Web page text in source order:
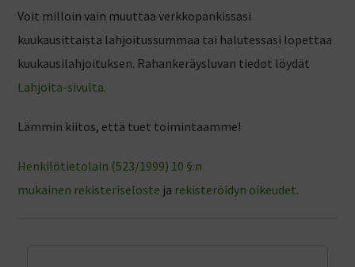
Voit milloin vain muuttaa verkkopankissasi
kuukausittaista lahjoitussummaa tai halutessasi lopettaa
kuukausilahjoituksen. Rahankeräysluvan tiedot löydät
Lahjoita-sivulta.
Lämmin kiitos, että tuet toimintaamme!
Henkilötietolain (523/1999) 10 §:n
mukainen rekisteriseloste ja rekisteröidyn oikeudet.